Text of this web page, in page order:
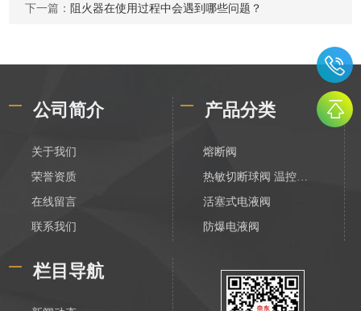
下一篇： 阻火器在使用过程中会遇到哪些问题？
公司简介
关于我们
荣誉资质
在线留言
联系我们
产品分类
熔断阀
热敏切断球阀 温控切断阀
活塞式电液阀
防爆电液阀
装车数字控制阀
不锈钢活塞式电液阀
栏目导航